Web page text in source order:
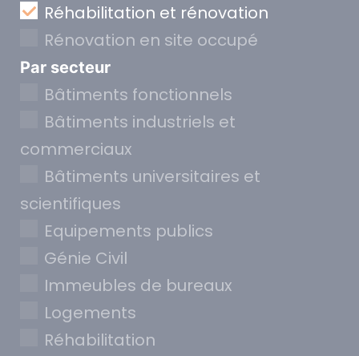
Réhabilitation et rénovation
Rénovation en site occupé
Par secteur
Bâtiments fonctionnels
Bâtiments industriels et
commerciaux
Bâtiments universitaires et
scientifiques
Equipements publics
Génie Civil
Immeubles de bureaux
Logements
Réhabilitation